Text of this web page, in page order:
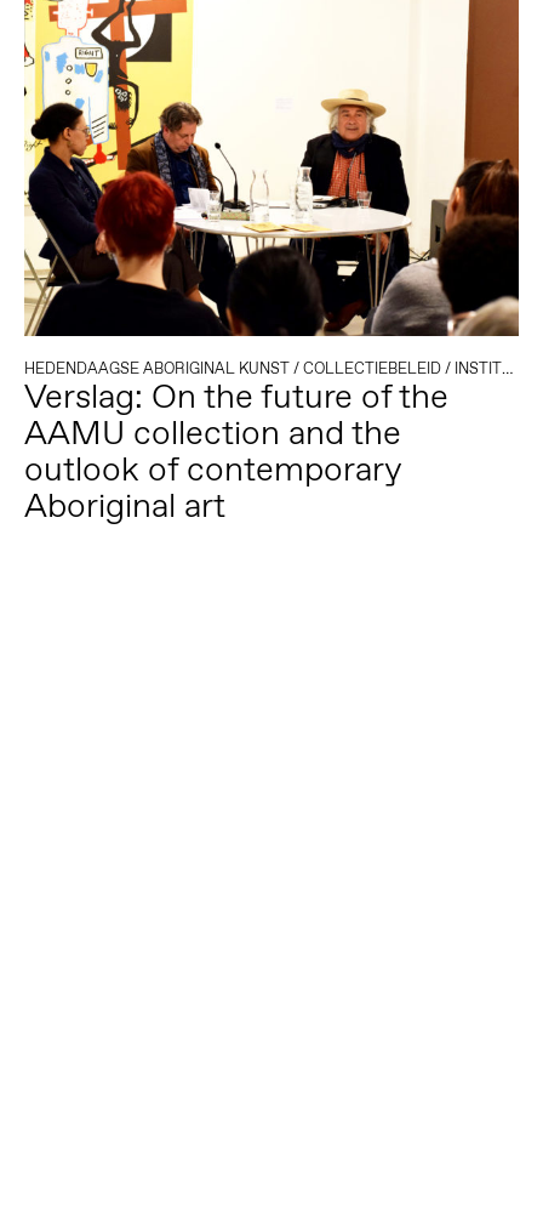
HEDENDAAGSE ABORIGINAL KUNST/COLLECTIEBELEID/ INSTITUTIONELE KRITIEK
Verslag: On the future of the
AAMU collection and the
outlook of contemporary
Aboriginal art